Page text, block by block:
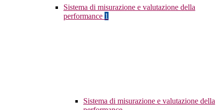
Sistema di misurazione e valutazione della
performance 1
Sistema di misurazione e valutazione della